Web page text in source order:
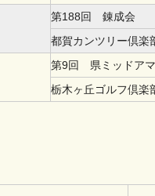
第188回 錬成会
都賀カンツリー倶楽
第9回 県ミッドア
栃木ヶ丘ゴルフ倶楽